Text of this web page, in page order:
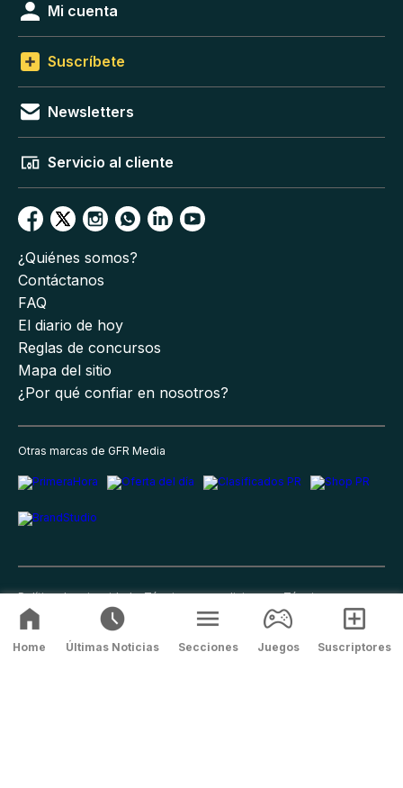
Mi cuenta
Suscríbete
Newsletters
Servicio al cliente
¿Quiénes somos?
Contáctanos
FAQ
El diario de hoy
Reglas de concursos
Mapa del sitio
¿Por qué confiar en nosotros?
Otras marcas de GFR Media
Política de privacidad Términos y condiciones
Términos y
condiciones del suscriptor
Correcciones
Home Últimas Noticias Secciones Juegos Suscriptores